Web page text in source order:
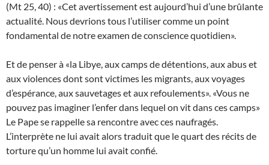
(Mt 25, 40) : «Cet avertissement est aujourd’hui d’une brûlante
actualité. Nous devrions tous l’utiliser comme un point
fondamental de notre examen de conscience quotidien».
Et de penser à «la Libye, aux camps de détentions, aux abus et
aux violences dont sont victimes les migrants, aux voyages
d’espérance, aux sauvetages et aux refoulements». «Vous ne
pouvez pas imaginer l’enfer dans lequel on vit dans ces camps»
Le Pape se rappelle sa rencontre avec ces naufragés.
L’interprète ne lui avait alors traduit que le quart des récits de
torture qu’un homme lui avait confié.